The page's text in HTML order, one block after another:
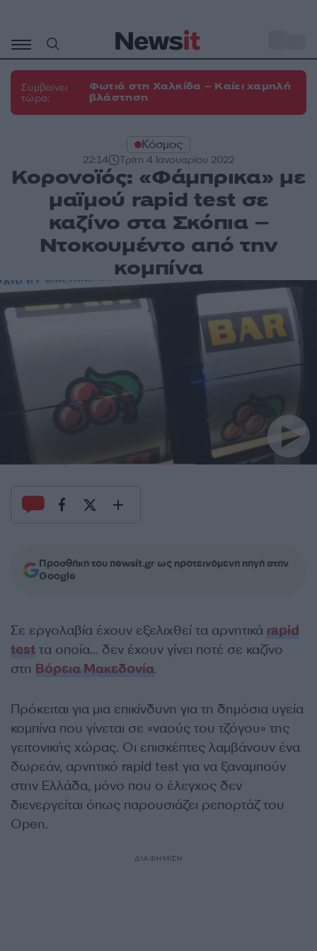
περιεχόμενο
Συμβαίνει
τώρα:
Φωτιά στη Χαλκίδα – Καίει χαμηλή
βλάστηση
Κόσμος
22:14 Τρίτη 4 Ιανουαρίου 2022
Κορονοϊός: «Φάμπρικα» με
μαϊμού rapid test σε
καζίνο στα Σκόπια –
Ντοκουμέντο από την
κομπίνα
Προσθήκη του newsit.gr ως προτεινόμενη πηγή στην
Google
Σε εργολαβία έχουν εξελιχθεί τα αρνητικά rapid
test τα οποία… δεν έχουν γίνει ποτέ σε καζίνο
στη Βόρεια Μακεδονία.
Πρόκειται για μια επικίνδυνη για τη δημόσια υγεία
κομπίνα που γίνεται σε «ναούς του τζόγου» της
γειτονικής χώρας. Οι επισκέπτες λαμβάνουν ένα
δωρεάν, αρνητικό rapid test για να ξαναμπούν
στην Ελλάδα, μόνο που ο έλεγχος δεν
διενεργείται όπως παρουσιάζει ρεπορτάζ του
Open.
ΔΙΑΦΗΜΙΣΗ